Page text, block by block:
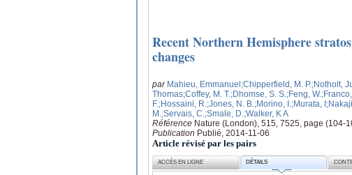
Recent Northern Hemisphere
changes
par Mahieu, Emmanuel;Chipperfield, M. P.;Notholt,
Thomas;Coffey, M. T. ;Dhomse, S. S. ;Feng, W.
F. ;Hossaini, R. ;Jones, N. B. ;Morino, I. ;Murata, I
M. ;Servais, C. ;Smale, D. ;Walker, K A
Référence Nature (London), 515, 7525, page (104-
Publication Publié, 2014-11-06
Article révisé par les pairs
ACCÈS EN LIGNE DÉTAILS